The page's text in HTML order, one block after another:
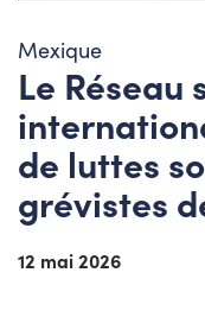
Mexique
Le Réseau
de luttes
grévistes
12 mai 2026